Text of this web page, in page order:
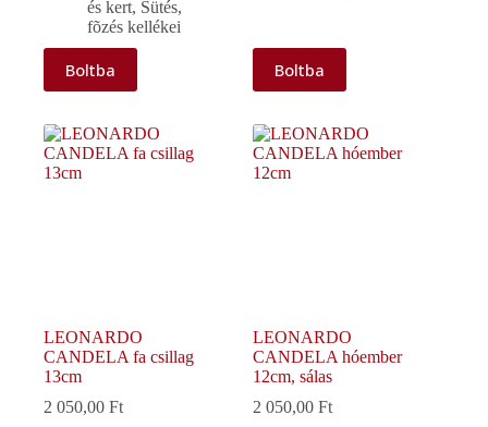
és kert, Sütés,
fõzés kellékei
Boltba Boltba
LEONARDO
CANDELA fa csillag
13cm
2 050,00 Ft
LEONARDO
CANDELA hóember
12cm, sálas
2 050,00Ft